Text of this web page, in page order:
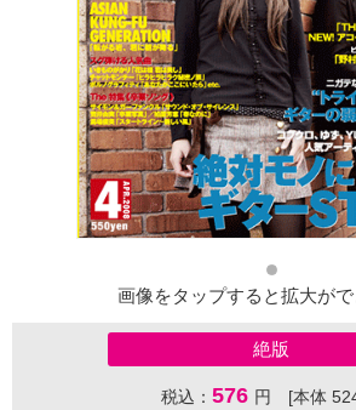
画像をタップすると拡大がで
絶版
税込： 576 円 [本体